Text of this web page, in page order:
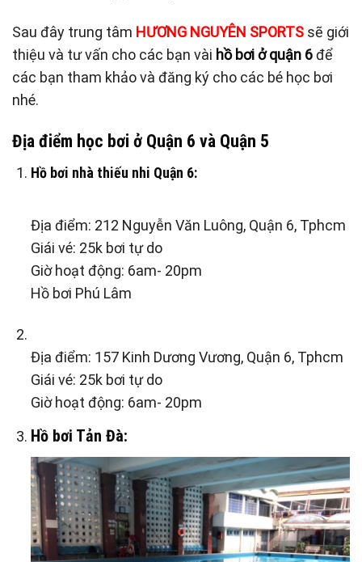
Sau đây trung tâm HƯƠNG NGUYÊN SPORTS sẽ giới
thiệu và tư vấn cho các bạn vài hồ bơi ở quận 6để
các bạn tham khảo và đăng ký cho các bé học bơi
nhé.
Địa điểm học bơi ở Quận 6 và Quận 5
Hồ bơi nhà thiếu nhi Quận 6:
Địa điểm: 212 Nguyễn Văn Luông, Quận 6, Tphcm
Giái vé: 25k bơi tự do
Giờ hoạt động: 6am- 20pm
Hồ bơi Phú Lâm
Địa điểm: 157 Kinh Dương Vương, Quận 6, Tphcm
Giái vé: 25k bơi tự do
Giờ hoạt động: 6am- 20pm
Hồ bơi Tản Đà: